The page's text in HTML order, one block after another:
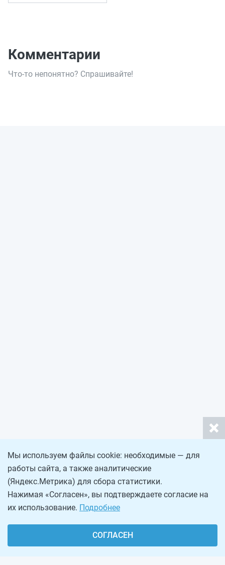
Комментарии
Что-то непонятно? Спрашивайте!
Мы используем файлы cookie: необходимые — для
работы сайта, а также аналитические
(Яндекс.Метрика) для сбора статистики.
Нажимая «Согласен», вы подтверждаете согласие на
их использование. Подробнее
СОГЛАСЕН